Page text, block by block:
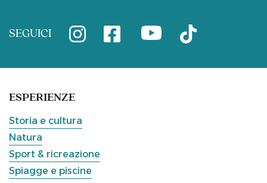
SEGUICI
ESPERIENZE
Storia e cultura
Natura
Sport & ricreazione
Spiagge e piscine